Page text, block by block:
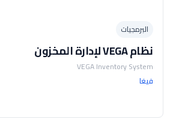
البرمجيات
نظام VEGA لإدارة المخزون
VEGA Inventory System
فيغا